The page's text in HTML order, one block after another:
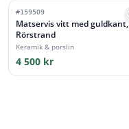
#159509
Matservis vitt med guldkant,
Rörstrand
Keramik & porslin
4 500 kr